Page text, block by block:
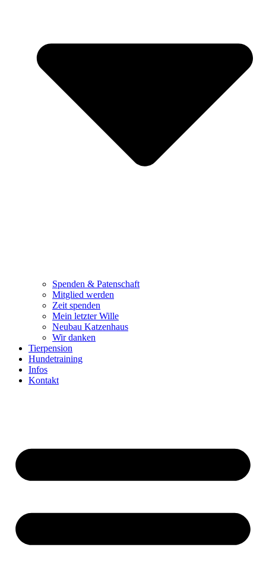
Spenden & Patenschaft
Mitglied werden
Zeit spenden
Mein letzter Wille
Neubau Katzenhaus
Wir danken
Tierpension
Hundetraining
Infos
Kontakt